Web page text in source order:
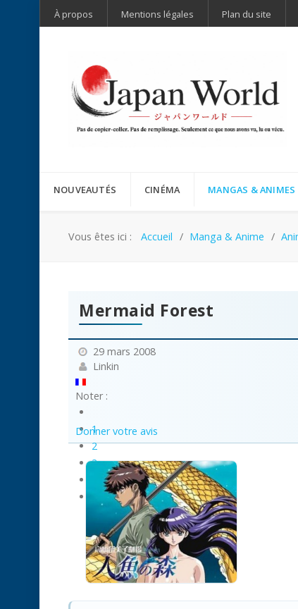
À propos Mentions légales Plan du site
NOUVEAUTÉS CINÉMA MANGAS & ANIMES
Vous êtes ici : Accueil Manga & Anime
Mermaid Forest
29 mars 2008
Linkin
Noter :
1
2
3
Donner votre avis